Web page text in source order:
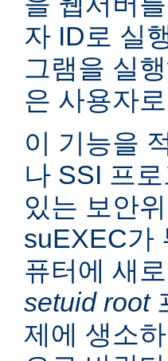
자 ID로 실
그램을 실
은 사용자
이 기능을
나 SSI 프
있는 보안
suEXEC가
퓨터에 새
setuid root
제에 생소